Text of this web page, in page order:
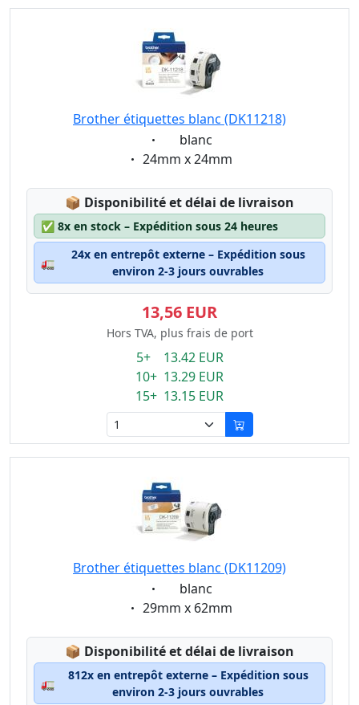
Brother étiquettes blanc (DK11218)
Eigenschaft:
blanc
Eigenschaft:
24mm x 24mm
📦 Lagerstatus:
Disponibilité et délai de livraison
✅ 8x en stock – Expédition sous 24 heures
🚛
24x en entrepôt externe – Expédition sous
environ 2-3 jours ouvrables
13,56 EUR
Hors TVA, plus frais de port
5+ 13.42 EUR
10+ 13.29 EUR
15+ 13.15 EUR
Brother étiquettes blanc (DK11209)
Eigenschaft:
blanc
Eigenschaft:
29mm x 62mm
📦 Lagerstatus:
Disponibilité et délai de livraison
🚛
812x en entrepôt externe – Expédition sous
environ 2-3 jours ouvrables